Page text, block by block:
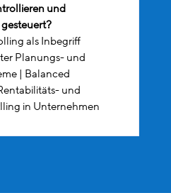
und
als Inbegriff
Planungs- und
| Balanced
und
in Unternehmen